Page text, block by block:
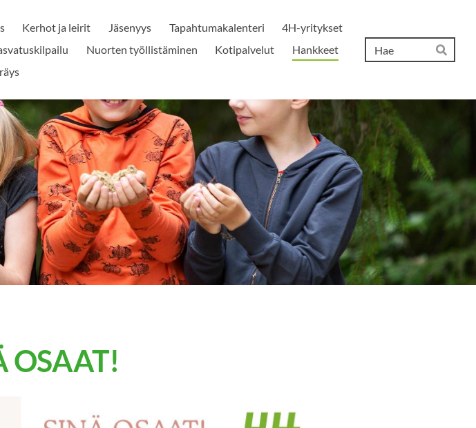
Kerhot ja leirit Jäsenyys Tapahtumakalenteri
4H-yritykset
Nuorten työllistäminen Kotipalvelut
Hankkeet
Hae
OSAAT!